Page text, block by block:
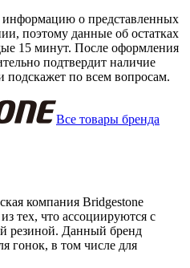
о представленных
поэтому данные об остатках
15 минут. После оформления
подтвердит наличие
подскажет по всем вопросам.
Все товары бренда
компания Bridgestone
тех, что ассоциируются с
резиной. Данный бренд
гонок, в том числе для